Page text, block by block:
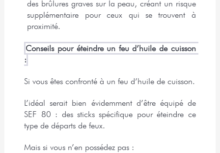
des brûlures graves sur la peau, créant un risque
supplémentaire pour ceux qui se trouvent à
proximité.
Conseils pour éteindre un feu d’huile de cuisson
:
Si vous êtes confronté à un feu d’huile de cuisson.
L’idéal serait bien évidemment d’être équipé de
SEF 80 : des sticks spécifique pour éteindre ce
type de départs de feux.
Mais si vous n’en possédez pas :